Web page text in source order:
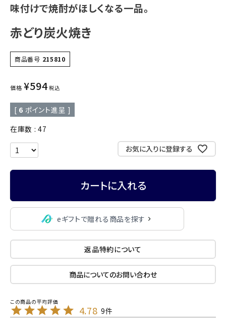
味付けで焼酎がほしくなる一品。
赤どり炭火焼き
商品番号 215810
価格 ¥594 税込
[ 6 ポイント進呈 ]
在庫数
47
お気に入りに登録する
カートに入れる
eギフトで贈れる商品を探す
返品特約について
商品についてのお問い合わせ
4.78 9